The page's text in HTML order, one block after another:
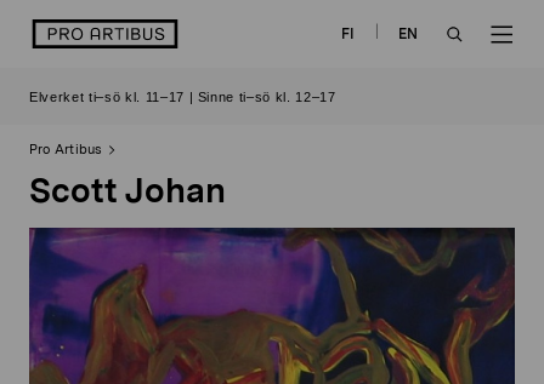
logo FI
EN
Elverket ti–sö kl. 11–17 | Sinne ti–sö kl. 12–17
Pro Artibus
Scott Johan